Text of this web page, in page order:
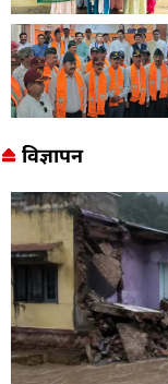
विज्ञापन